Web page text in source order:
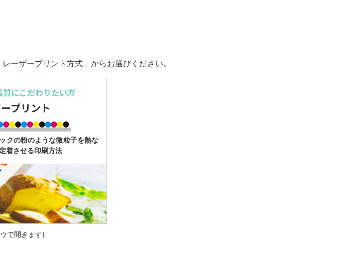
ーザープリント方式」からお選びください。
質にこだわりたい方
プリント
クの粉のような微粒子を熱な
着させる印刷方法
で開きます)